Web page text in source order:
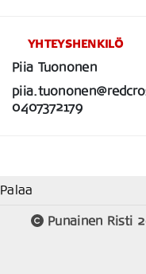
YHTEYSHENKILÖ
Piia Tuononen
0407372179
Palaa
Punainen Risti